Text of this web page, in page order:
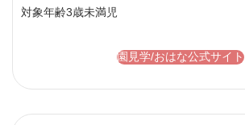
対象年齢3歳未満児
園見学/おはな公式サイト